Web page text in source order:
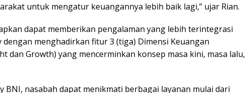
untuk mengatur keuangannya lebih baik lagi,” ujar Rian.
dapat memberikan pengalaman yang lebih terintegrasi
menghadirkan fitur 3 (tiga) Dimensi Keuangan
dan Growth) yang mencerminkan konsep masa kini, masa lalu,
BNI, nasabah dapat menikmati berbagai layanan mulai dari